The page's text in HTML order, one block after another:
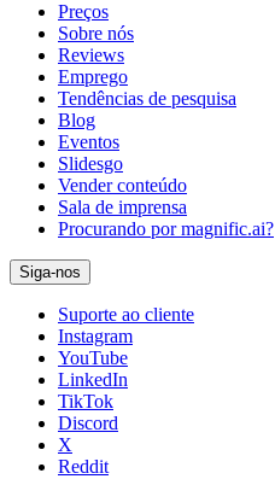
Preços
Sobre nós
Reviews
Emprego
Tendências de pesquisa
Blog
Eventos
Slidesgo
Vender conteúdo
Sala de imprensa
Procurando por magnific.ai?
Siga-nos
Suporte ao cliente
Instagram
YouTube
LinkedIn
TikTok
Discord
X
Reddit